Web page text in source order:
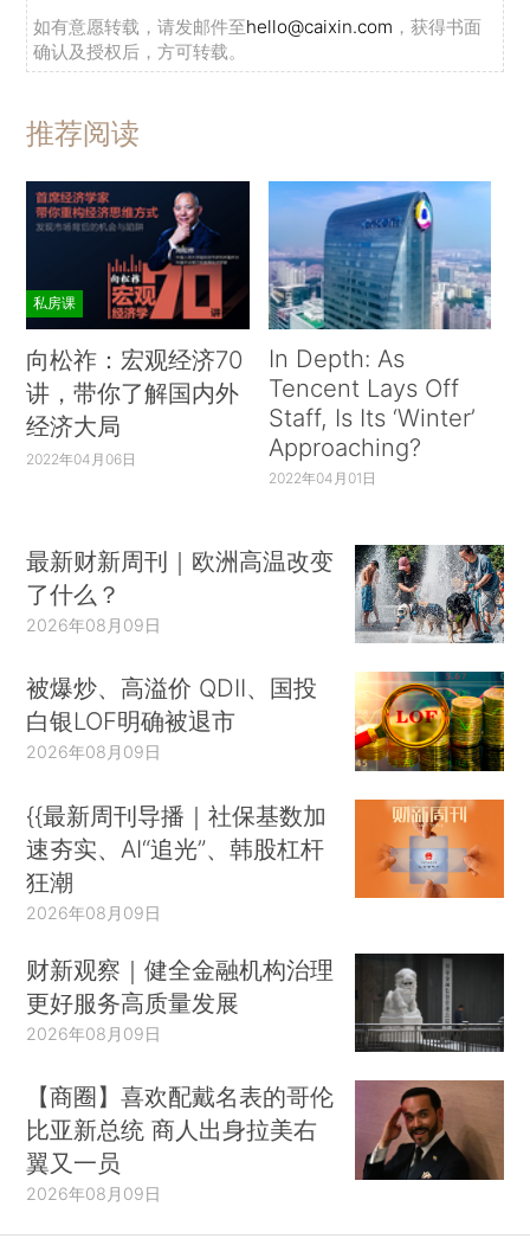
如有意愿转载，请发邮件至hello@caixin.com ，获得书面
确认及授权后，方可转载。
推荐阅读
私房课
向松祚：宏观经济70
讲，带你了解国内外
经济大局
2022年04月06日
In Depth: As
Tencent Lays Off
Staff, Is Its ‘Winter’
Approaching?
2022年04月01日
最新财新周刊｜欧洲高温改变
了什么？
2026年08月09日
被爆炒、高溢价 QDII、国投
白银LOF明确被退市
2026年08月09日
{{最新周刊导播｜社保基数加
速夯实、AI“追光”、韩股杠杆
狂潮
2026年08月09日
财新观察｜健全金融机构治理
更好服务高质量发展
2026年08月09日
【商圈】喜欢配戴名表的哥伦
比亚新总统 商人出身拉美右
翼又一员
2026年08月09日